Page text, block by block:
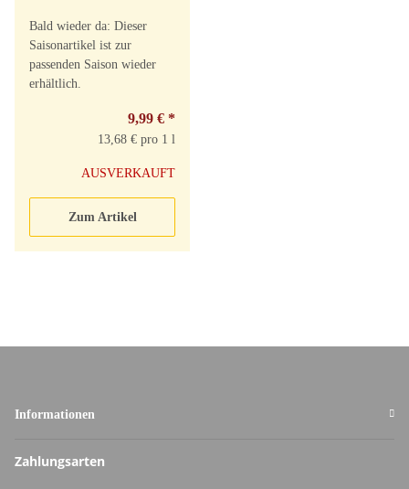
Bald wieder da: Dieser
Saisonartikel ist zur
passenden Saison wieder
erhältlich.
9,99 € *
13,68 € pro 1 l
AUSVERKAUFT
Zum Artikel
Informationen
Zahlungsarten